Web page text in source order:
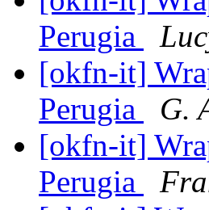
Perugia
[okfn-it]
Perugia
G.
[okfn-it]
Perugia